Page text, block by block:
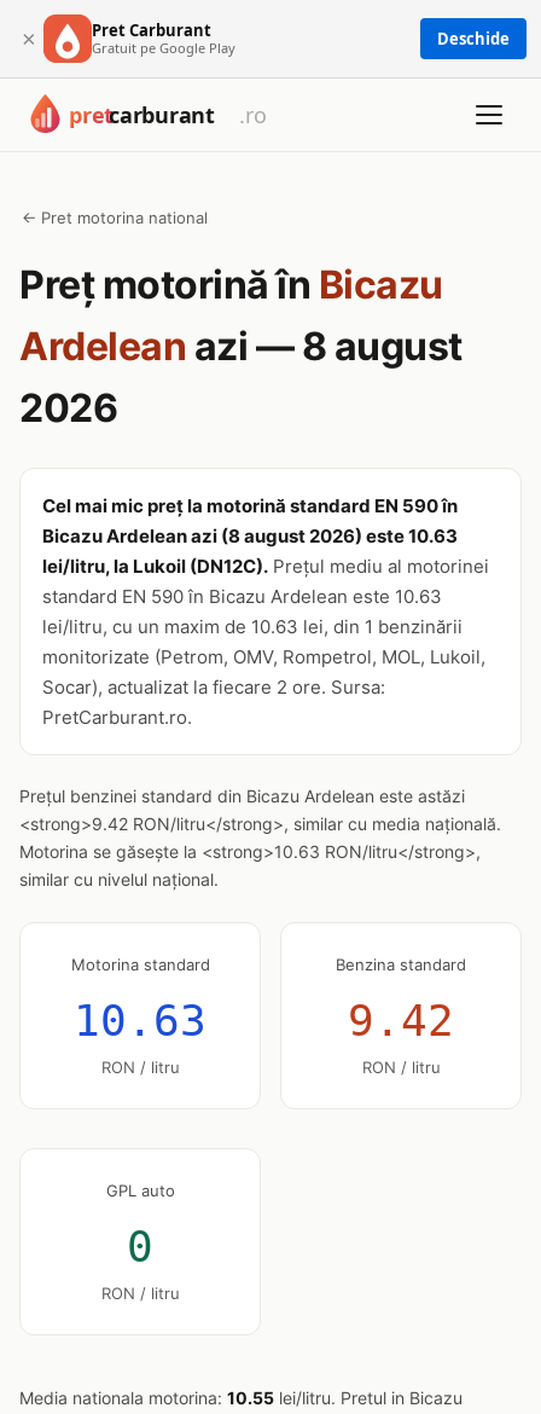
× Pret Carburant
Gratuit pe Google Play Deschide
← Pret motorina national
Preț motorină în Bicazu
Ardelean azi — 8 august
2026
Cel mai mic preț la motorină standard EN 590 în
Bicazu Ardelean azi (8 august 2026) este 10.63
lei/litru, la Lukoil (DN12C). Prețul mediu al motorinei
standard EN 590 în Bicazu Ardelean este 10.63
lei/litru, cu un maxim de 10.63 lei, din 1 benzinării
monitorizate (Petrom, OMV, Rompetrol, MOL, Lukoil,
Socar), actualizat la fiecare 2 ore. Sursa:
PretCarburant.ro.
Prețul benzinei standard din Bicazu Ardelean este astăzi
<strong>9.42 RON/litru</strong>, similar cu media națională.
Motorina se găsește la <strong>10.63 RON/litru</strong>,
similar cu nivelul național.
Motorina standard
10.63
RON / litru
Benzina standard
9.42
RON / litru
GPL auto
0
RON / litru
Media nationala motorina: 10.55 lei/litru. Pretul in Bicazu